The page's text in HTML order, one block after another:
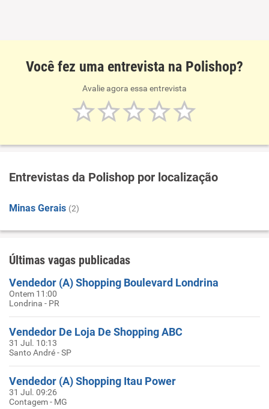
Você fez uma entrevista na Polishop?
Avalie agora essa entrevista
Entrevistas da Polishop por localização
Minas Gerais (2)
Últimas vagas publicadas
Vendedor (A) Shopping Boulevard Londrina
Ontem 11:00
Londrina - PR
Vendedor De Loja De Shopping ABC
31 Jul. 10:13
Santo André - SP
Vendedor (A) Shopping Itau Power
31 Jul. 09:26
Contagem - MG